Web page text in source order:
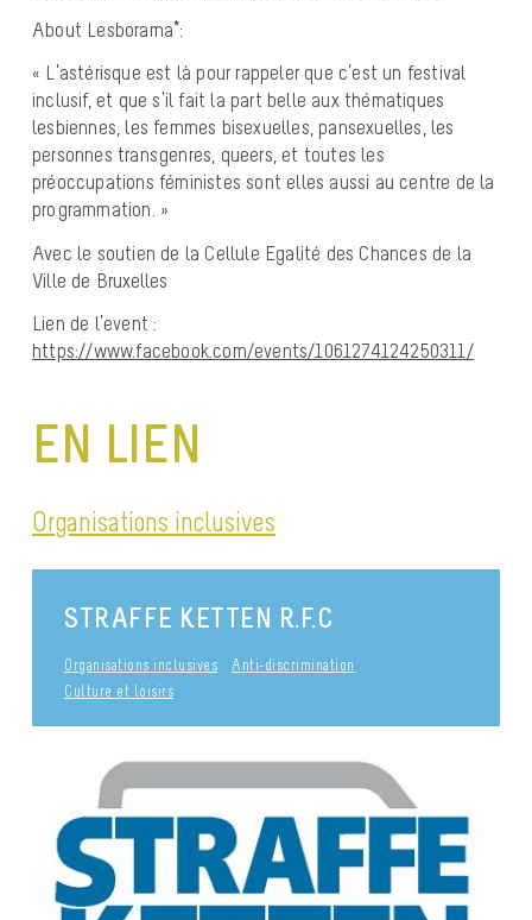
About Lesborama*:
« L’astérisque est là pour rappeler que c’est un festival
inclusif, et que s’il fait la part belle aux thématiques
lesbiennes, les femmes bisexuelles, pansexuelles, les
personnes transgenres, queers, et toutes les
préoccupations féministes sont elles aussi au centre de la
programmation. »
Avec le soutien de la Cellule Egalité des Chances de la
Ville de Bruxelles
Lien de l’event :
https://www.facebook.com/events/1061274124250311/
EN LIEN
Organisations inclusives
STRAFFE KETTEN R.F.C
Organisations inclusives
Anti-discrimination
Culture et loisirs